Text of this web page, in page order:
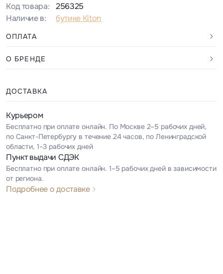
Код товара:
256325
Наличие в:
бутике Kiton
ОПЛАТА
О БРЕНДЕ
ДОСТАВКА
Курьером
Бесплатно при оплате онлайн. По Москве 2–5 рабочих дней,
по Санкт-Петербургу в течение 24 часов, по Ленинградской
области, 1–3 рабочих дней
Пункт выдачи СДЭК
Бесплатно при оплате онлайн. 1–5 рабочих дней в зависимости
от региона.
Подробнее о доставке